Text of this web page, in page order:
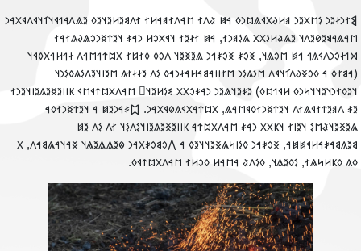
‮𐲘𐳐𐳙𐳇𐳉𐳙 𐳋𐳮𐳂𐳉𐳙 𐳠𐳢𐳜𐳂𐳁𐳖𐳪𐳙𐳓 𐳀𐳯 𐳟𐳤𐳐 𐳮𐳀𐳤𐳐𐳠𐳀𐳢𐳐 𐳐𐳤𐳘𐳉𐳢𐳉𐳦𐳉𐳓
𐳮𐳀𐳖𐳀𐳘𐳉𐳗𐳉𐳤𐳦 𐳉𐳖𐳟𐳢𐳋𐳂𐳂 𐳖𐳋𐳠𐳙𐳐, 𐳀𐳯 𐳐𐳇𐳉𐳐 𐳦𐳁𐳂𐳛𐳢 𐳙𐳀𐳎
𐳫𐳒𐳇𐳛𐳙𐳤𐳁𐳍𐳀 𐳀𐳯 𐳮𐳛𐳖𐳦, 𐳏𐳛𐳎 𐳏𐳛𐳎𐳀𐳙 𐳖𐳉𐳏𐳉𐳦 𐳤𐳛𐳓 𐳓𐳐𐳆𐳐 𐳂𐳪𐳄𐳀𐳮𐳀𐳤
(𐳀𐳘𐳐𐳓 𐳀 𐳓𐳛𐳏𐳜𐳤𐳑𐳦𐳁𐳤 𐳮𐳋𐳍𐳋𐳙 𐳮𐳐𐳥𐳥𐳀𐳘𐳀𐳢𐳀𐳇𐳙𐳀𐳓 𐳋𐳤 𐳉𐳇𐳇𐳐𐳍
𐳦𐳉𐳓𐳐𐳙𐳦𐳉𐳦𐳦𐳭𐳙𐳓 𐳢𐳁𐳒𐳪𐳓) 𐳉𐳎𐳉𐳦𐳖𐳉𐳙 𐳙𐳀𐳎𐳛𐳂𐳂 𐳘𐳋𐳢𐳉𐳦𐳹 𐳮𐳀𐳤𐳂𐳪𐳄𐳁𐳮𐳁
𐳉𐳎 𐳤𐳠𐳉𐳄𐳐𐳁𐳖𐳐𐳤 𐳦𐳉𐳄𐳏𐳙𐳐𐳓𐳁𐳮𐳀𐳖, 𐳂𐳪𐳄𐳀𐳂𐳁𐳍𐳗𐳁𐳂𐳀𐳙. 𐲪𐳎𐳀𐳙𐳉𐳯 𐳀
𐳖𐳉𐳏𐳉𐳦𐳟𐳮𐳋 𐳦𐳉𐳥𐳐 𐳦𐳞𐳂𐳂 𐳙𐳀𐳎 𐳮𐳀𐳤𐳂𐳪𐳄𐳀 𐳞𐳥𐳥𐳉𐳏𐳉𐳍𐳉𐳥𐳦𐳋𐳤𐳋𐳦 𐳐𐳤 𐳋𐳤
𐳘𐳉𐳍𐳘𐳀𐳎𐳀𐳢𐳁𐳯𐳯𐳀, 𐳏𐳛𐳎𐳀𐳙 𐳓𐳋𐳥𐳭𐳖𐳏𐳉𐳦𐳦𐳉𐳓 𐳀 𐲤𐳛𐳘𐳛𐳎𐳂𐳀𐳙 𐳌𐳉𐳖𐳖𐳉𐳖𐳦 𐳏𐳀𐳦𐳀𐳖𐳘𐳀𐳤,
𐳓𐳍 𐳓𐳞𐳢𐳭𐳖𐳐, 𐳋𐳓𐳉𐳖𐳦, 𐳓𐳋𐳤𐳟 𐳀𐳮𐳀𐳢 𐳓𐳛𐳢𐳐